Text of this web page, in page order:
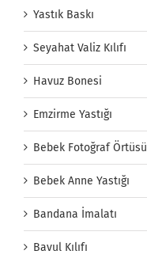
Yastık Baskı
Seyahat Valiz Kılıfı
Havuz Bonesi
Emzirme Yastığı
Bebek Fotoğraf Örtüsü
Bebek Anne Yastığı
Bandana İmalatı
Bavul Kılıfı